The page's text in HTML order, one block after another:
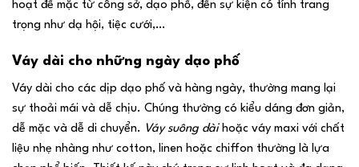
hoạt để mặc từ công sở, dạo phố, đến sự kiện có tính trang
trọng như dạ hội, tiệc cưới,…
Váy dài cho những ngày dạo phố
Váy dài cho các dịp dạo phố và hàng ngày, thường mang lại
sự thoải mái và dễ chịu. Chúng thường có kiểu dáng đơn giản,
dễ mặc và dễ di chuyển. Váy suông dài hoặc váy maxi với chất
liệu nhẹ nhàng như cotton, linen hoặc chiffon thường là lựa